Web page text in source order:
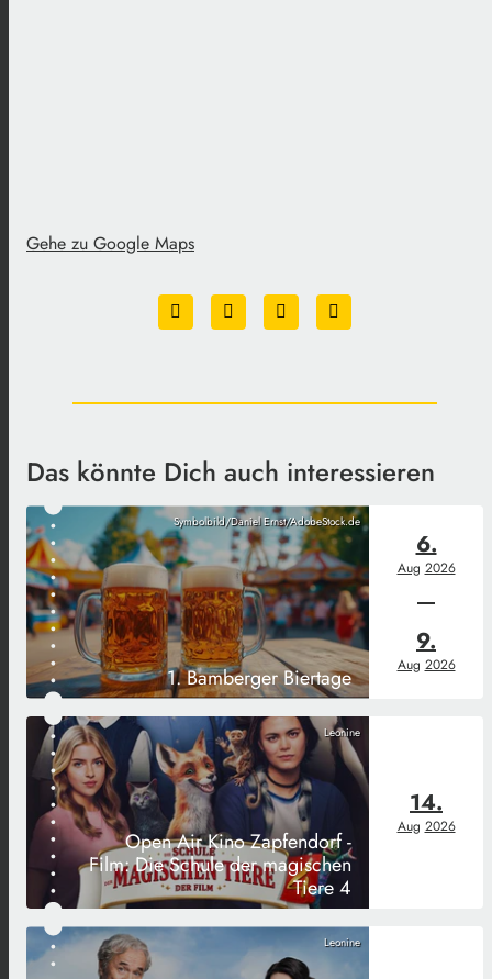
Gehe zu Google Maps
Das könnte Dich auch interessieren
Symbolbild/Daniel Ernst/AdobeStock.de
1. Bamberger Biertage
6.
Aug 2026
9.
Aug 2026
Leonine
Open Air Kino Zapfendorf -
Film: Die Schule der magischen
Tiere 4
14.
Aug 2026
Leonine